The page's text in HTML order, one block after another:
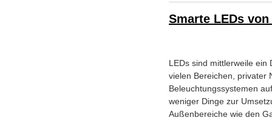
Smarte LEDs
LEDs sind mittlerweile ein
vielen Bereichen, privater
Beleuchtungssystemen
weniger Dinge zur
Außenbereiche wie den